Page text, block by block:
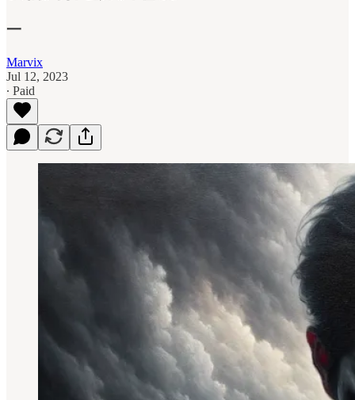
一
Marvix
Jul 12, 2023
∙ Paid